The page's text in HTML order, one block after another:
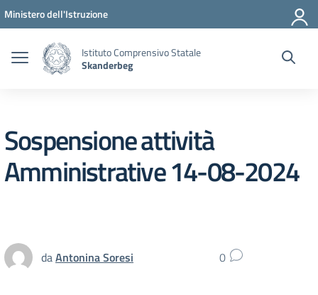
Vai ai contenuti
Vai al menu di navigazione
Vai al footer
Ministero dell'Istruzione
Istituto Comprensivo Statale
Skanderbeg
Sospensione attività
Amministrative 14-08-2024
daAntonina Soresi 0